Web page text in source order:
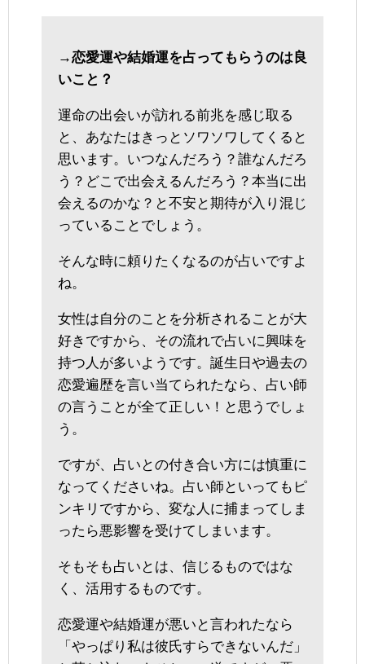
→恋愛運や結婚運を占ってもらうのは良
いこと？
運命の出会いが訪れる前兆を感じ取る
と、あなたはきっとソワソワしてくると
思います。いつなんだろう？誰なんだろ
う？どこで出会えるんだろう？本当に出
会えるのかな？と不安と期待が入り混じ
っていることでしょう。
そんな時に頼りたくなるのが占いですよ
ね。
女性は自分のことを分析されることが大
好きですから、その流れで占いに興味を
持つ人が多いようです。誕生日や過去の
恋愛遍歴を言い当てられたなら、占い師
の言うことが全て正しい！と思うでしょ
う。
ですが、占いとの付き合い方には慎重に
なってくださいね。占い師といってもピ
ンキリですから、変な人に捕まってしま
ったら悪影響を受けてしまいます。
そもそも占いとは、信じるものではな
く、活用するものです。
恋愛運や結婚運が悪いと言われたなら
「やっぱり私は彼氏すらできないんだ」